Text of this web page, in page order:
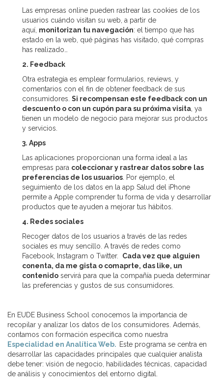
Las empresas online pueden rastrear las cookies de los
usuarios cuándo visitan su web, a partir de
aquí, monitorizan tu navegación: el tiempo que has
estado en la web, qué páginas has visitado, qué compras
has realizado…
2. Feedback
Otra estrategia es emplear formularios, reviews, y
comentarios con el fin de obtener feedback de sus
consumidores. Si recompensan este feedback con un
descuento o con un cupón para su próxima visita , ya
tienen un modelo de negocio para mejorar sus productos
y servicios.
3. Apps
Las aplicaciones proporcionan una forma ideal a las
empresas para coleccionar y rastrear datos sobre las
preferencias de los usuarios . Por ejemplo, el
seguimiento de los datos en la app Salud del iPhone
permite a Apple comprender tu forma de vida y desarrollar
productos que te ayuden a mejorar tus hábitos.
4. Redes sociales
Recoger datos de los usuarios a través de las redes
sociales es muy sencillo. A través de redes como
Facebook, Instagram o Twitter. Cada vez que alguien
conenta, da me gista o comaprte, das like, un
contenido servirá para que la compañía pueda determinar
las preferencias y gustos de sus consumidores.
En EUDE Business School conocemos la importancia de
recopilar y analizar los datos de los consumidores. Además,
contamos con formación específica como nuestra
Especialidad en Analítica Web. Este programa se centra en
desarrollar las capacidades principales que cualquier analista
debe tener: visión de negocio, habilidades técnicas, capacidad
de análisis y conocimientos del entorno digital.